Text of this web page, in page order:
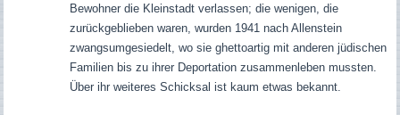
Bewohner die Kleinstadt verlassen; die wenigen, die
zurückgeblieben waren, wurden 1941 nach Allenstein
zwangsumgesiedelt, wo sie ghettoartig mit anderen jüdischen
Familien bis zu ihrer Deportation zusammenleben mussten.
Über ihr weiteres Schicksal ist kaum etwas bekannt.